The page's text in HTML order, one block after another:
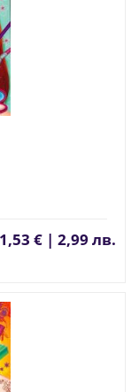
1,53 € | 2,99 лв.